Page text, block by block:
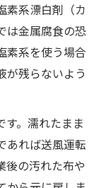
素系漂白剤（カ
は金属腐食の恐
素系を使う場合
が残らないよう
す。濡れたまま
あれば送風運転
後の汚れた布や